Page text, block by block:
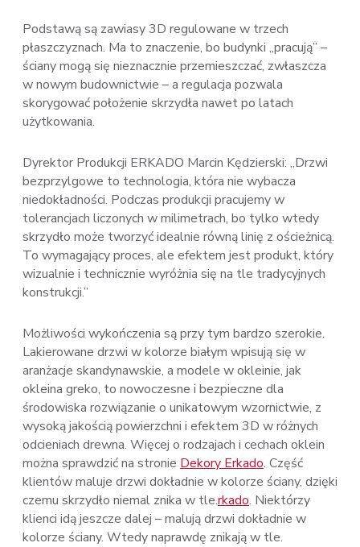
Podstawą są zawiasy 3D regulowane w trzech
płaszczyznach. Ma to znaczenie, bo budynki „pracują” –
ściany mogą się nieznacznie przemieszczać, zwłaszcza
w nowym budownictwie – a regulacja pozwala
skorygować położenie skrzydła nawet po latach
użytkowania.
Dyrektor Produkcji ERKADO Marcin Kędzierski: „Drzwi
bezprzylgowe to technologia, która nie wybacza
niedokładności. Podczas produkcji pracujemy w
tolerancjach liczonych w milimetrach, bo tylko wtedy
skrzydło może tworzyć idealnie równą linię z ościeżnicą.
To wymagający proces, ale efektem jest produkt, który
wizualnie i technicznie wyróżnia się na tle tradycyjnych
konstrukcji.”
Możliwości wykończenia są przy tym bardzo szerokie.
Lakierowane drzwi w kolorze białym wpisują się w
aranżacje skandynawskie, a modele w okleinie, jak
okleina greko, to nowoczesne i bezpieczne dla
środowiska rozwiązanie o unikatowym wzornictwie, z
wysoką jakością powierzchni i efektem 3D w różnych
odcieniach drewna. Więcej o rodzajach i cechach oklein
można sprawdzić na stronie Dekory Erkado. Część
klientów maluje drzwi dokładnie w kolorze ściany, dzięki
czemu skrzydło niemal znika w tle.rkado. Niektórzy
klienci idą jeszcze dalej – malują drzwi dokładnie w
kolorze ściany. Wtedy naprawdę znikają w tle.